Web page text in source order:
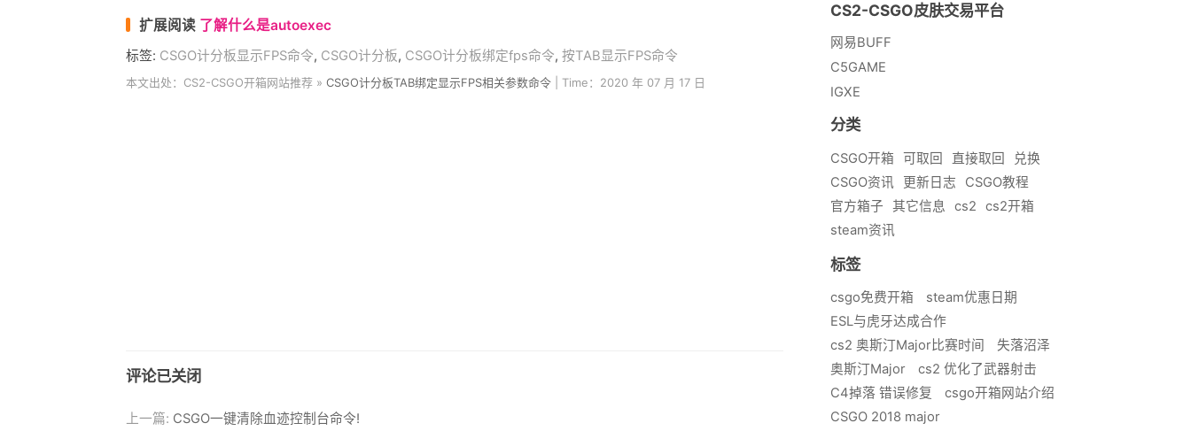
扩展阅读 了解什么是autoexec
标签: CSGO计分板显示FPS命令, CSGO计分板, CSGO计分板绑定fps命令, 按TAB显示FPS命令
本文出处：CS2-CSGO开箱网站推荐 » CSGO计分板TAB绑定显示FPS相关参数命令 | Time：2020 年 07 月 17 日
评论已关闭
上一篇: CSGO一键清除血迹控制台命令!
CS2-CSGO皮肤交易平台
网易BUFF
C5GAME
IGXE
分类
CSGO开箱 可取回 直接取回
兑换
CSGO资讯
更新日志
CSGO教程
官方箱子
其它信息 cs2
cs2开箱
steam资讯
标签
csgo免费开箱
steam优惠日期
ESL与虎牙达成合作
cs2 奥斯汀Major比赛时间
失落沼泽
奥斯汀Major
cs2 优化了武器射击
C4掉落 错误修复
csgo开箱网站介绍
CSGO 2018 major